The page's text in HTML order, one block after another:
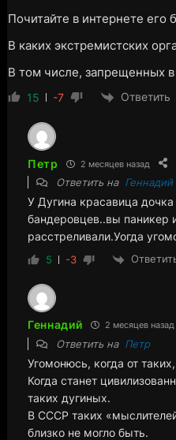
Почитайте в интернете его
В каких экстремистских
В том числе, запрещенных
15 -7 Ответить
Петр 2 месяцев назад
Ответить на Геннадий
У Дугина красавица дочка
бандеровцев..вы паникер
расстреливали.Уогда
5 -3
Геннадий 2 месяцев назад
Ответить на Петр
Угомонюсь, когда от
Когда станет
таких дугиных.
В СССР таких
близко не могло быть.